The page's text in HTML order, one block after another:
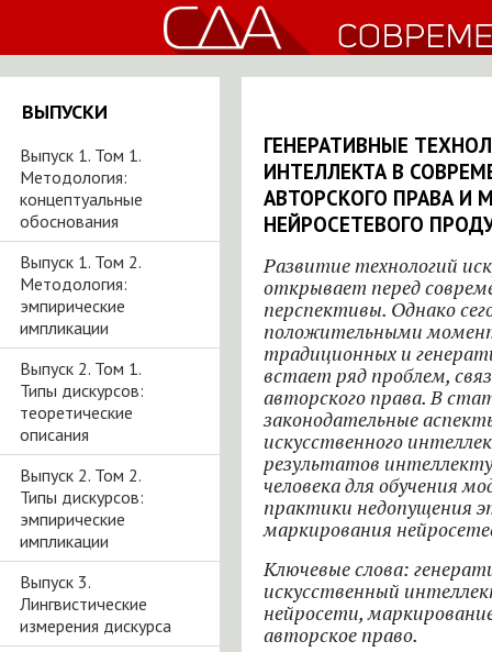
ВЫПУСКИ
Выпуск 1. Том 1.
Методология:
концептуальные
обоснования
Выпуск 1. Том 2.
Методология:
эмпирические
импликации
Выпуск 2. Том 1.
Типы дискурсов:
теоретические
описания
Выпуск 2. Том 2.
Типы дискурсов:
эмпирические
импликации
Выпуск 3.
Лингвистические
измерения дискурса
ГЕНЕРАТИВНЫЕ
ИНТЕЛЛЕКТА В
АВТОРСКОГО ПРАВА И
НЕЙРОСЕТЕВОГО
Развитие технологий
открывает перед
перспективы. Однако
положительными
традиционных и
встает ряд проблем,
авторского права. В
законодательные
искусственного
результатов
человека для обучения
практики недопущения
маркирования
Ключевые слова:
искусственный
нейросети,
авторское право.